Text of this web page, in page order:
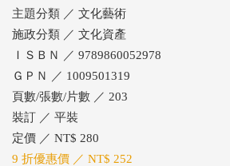
主題分類 ／ 文化藝術
施政分類 ／ 文化資產
ＩＳＢＮ ／ 9789860052978
ＧＰＮ ／ 1009501319
頁數/張數/片數 ／ 203
裝訂 ／ 平裝
定價 ／ NT$ 280
9 折優惠價 ／ NT$ 252